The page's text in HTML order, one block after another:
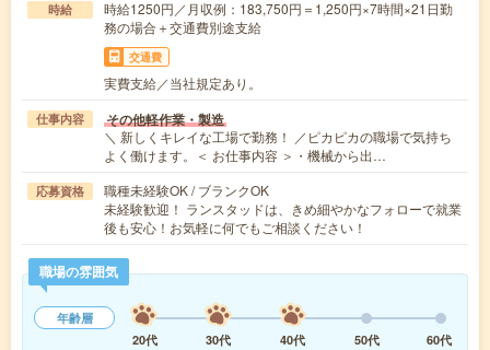
時給
時給1250円／月収例：183,750円＝1,250円×7時間×21日勤
務の場合＋交通費別途支給
交通費
実費支給／当社規定あり。
仕事内容 その他軽作業・製造
＼ 新しくキレイな工場で勤務！ ／ピカピカの職場で気持ち
よく働けます。＜ お仕事内容 ＞・機械から出…
応募資格
職種未経験OK / ブランクOK
未経験歓迎！ ランスタッドは、きめ細やかなフォローで就業
後も安心！お気軽に何でもご相談ください！
職場の雰囲気
年齢層
20代
30代 40代 50代 60代